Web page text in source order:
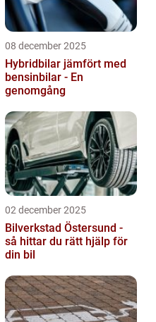
08 december 2025
Hybridbilar jämfört med
bensinbilar - En
genomgång
02 december 2025
Bilverkstad Östersund -
så hittar du rätt hjälp för
din bil